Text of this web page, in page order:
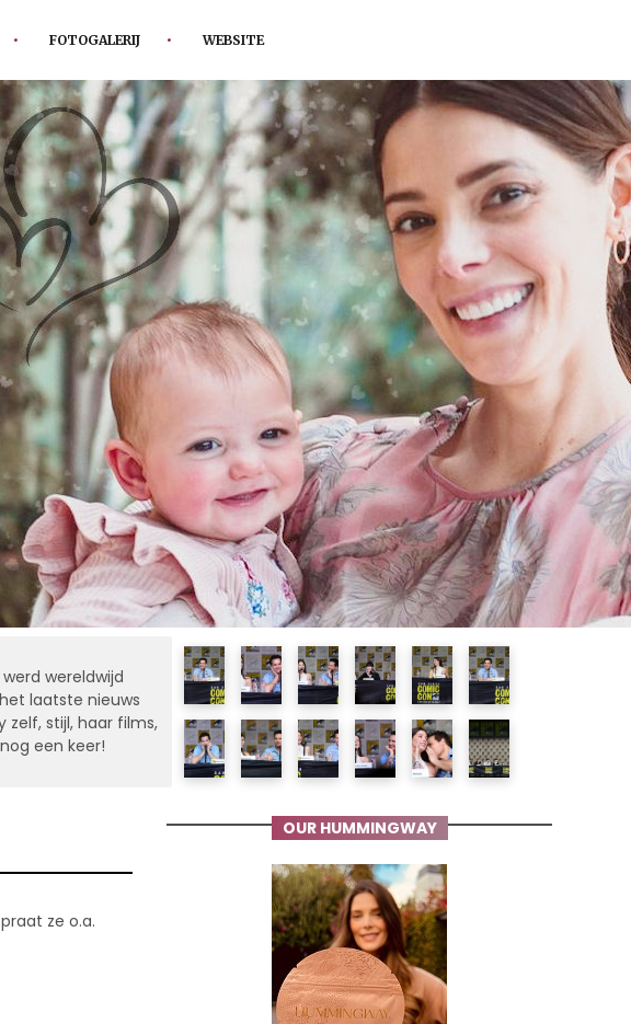
FOTOGALERIJ WEBSITE
werd wereldwijd
laatste nieuws
zelf, stijl, haar films,
een keer!
OUR HUMMINGWAY
ze o.a.